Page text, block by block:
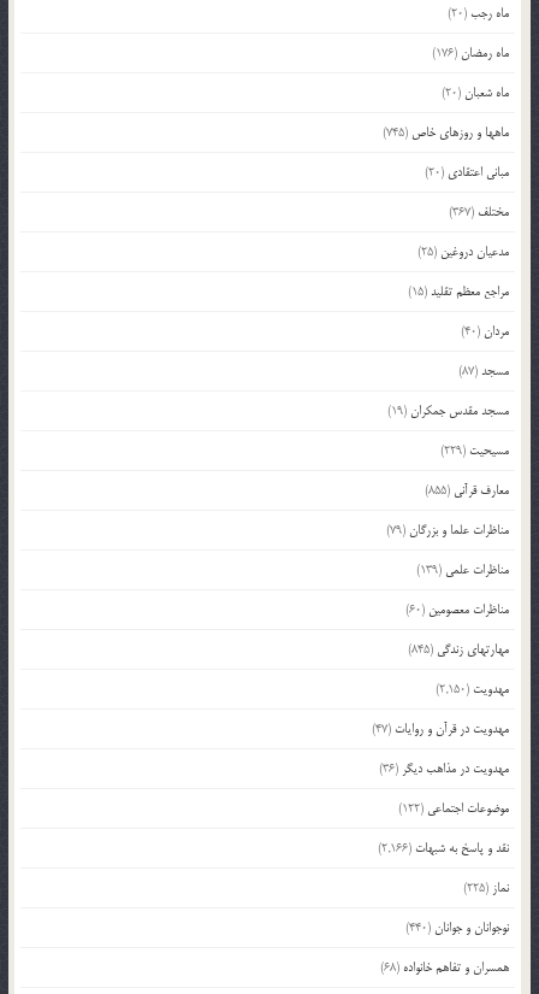
ماه رجب(20)
ماه رمضان(176)
ماه شعبان(20)
ماهها و روزهای خاص (745)
مبانی اعتقادی (20)
مختلف (367)
مدعیان دروغین (25)
مراجع معظم تقلید(15)
مردان(40)
مسجد(87)
مسجد مقدس جمکران(19)
مسیحیت (229)
معارف قرآنی (855)
مناظرات علما و بزرگان(79)
مناظرات علمی (139)
مناظرات معصومین (60)
مهارتهای زندگی (845)
مهدویت (2,150)
مهدویت در قرآن و روایات (47)
مهدویت در مذاهب دیگر (36)
موضوعات اجتماعی (122)
نقد و پاسخ به شبهات (2,166)
نماز (225)
نوجوانان و جوانان(440)
همسران و تفاهم خانواده (68)